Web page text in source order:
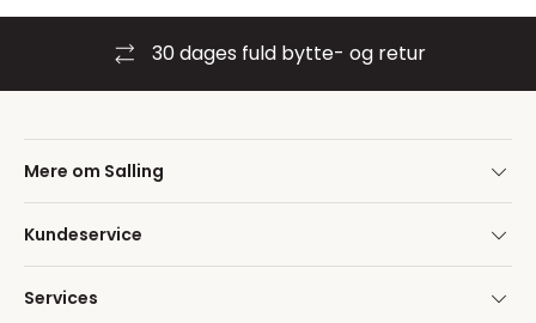
30 dages fuld bytte- og retur
Mere om Salling
Kundeservice
Services